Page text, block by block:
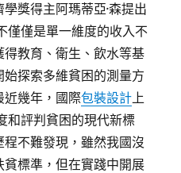
獎得主阿瑪蒂亞·森提出
僅僅是單一維度的收入不
教育、衛生、飲水等基
探索多維貧困的測量方
近幾年，國際包裝設計上
和評判貧困的現代新標
不難發現，雖然我國沒
貧標準，但在實踐中開展